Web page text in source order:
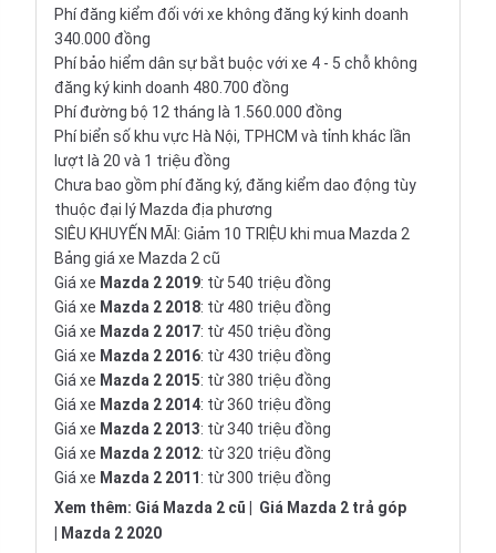
Phí đăng kiểm đối với xe không đăng ký kinh doanh
340.000 đồng
Phí bảo hiểm dân sự bắt buộc với xe 4 - 5 chỗ không
đăng ký kinh doanh 480.700 đồng
Phí đường bộ 12 tháng là 1.560.000 đồng
Phí biển số khu vực Hà Nội, TPHCM và tỉnh khác lần
lượt là 20 và 1 triệu đồng
Chưa bao gồm phí đăng ký, đăng kiểm dao động tùy
thuộc đại lý Mazda địa phương
SIÊU KHUYẾN MÃI: Giảm 10 TRIỆU khi mua Mazda 2
Bảng giá xe Mazda 2 cũ
Giá xe Mazda 2 2019: từ 540 triệu đồng
Giá xe Mazda 2 2018: từ 480 triệu đồng
Giá xe Mazda 2 2017: từ 450 triệu đồng
Giá xe Mazda 2 2016: từ 430 triệu đồng
Giá xe Mazda 2 2015: từ 380 triệu đồng
Giá xe Mazda 2 2014: từ 360 triệu đồng
Giá xe Mazda 2 2013: từ 340 triệu đồng
Giá xe Mazda 2 2012: từ 320 triệu đồng
Giá xe Mazda 2 2011 : từ 300 triệu đồng
Xem thêm: Giá Mazda 2 cũ
Giá Mazda 2 trả góp
Mazda 2 2020